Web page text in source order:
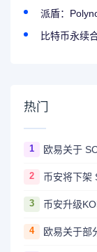
派盾：
比特币永续
热门
1 欧易关于
2 币安将下架
3 币安升级
4 欧易关于部